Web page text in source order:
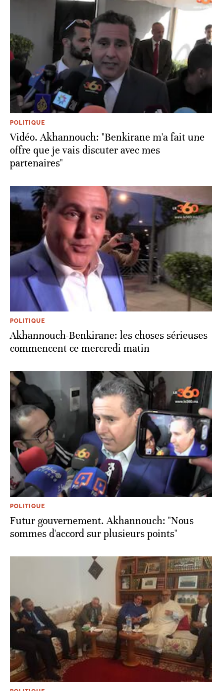
POLITIQUE
Vidéo. Akhannouch: "Benkirane m'a fait une
offre que je vais discuter avec mes
partenaires"
POLITIQUE
Akhannouch-Benkirane: les choses sérieuses
commencent ce mercredi matin
POLITIQUE
Futur gouvernement. Akhannouch: "Nous
sommes d'accord sur plusieurs points"